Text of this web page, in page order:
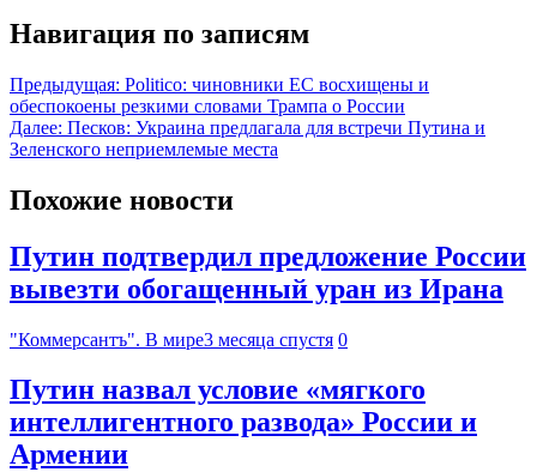
Навигация по записям
Предыдущая: Politico: чиновники ЕС восхищены и
обеспокоены резкими словами Трампа о России
Далее: Песков: Украина предлагала для встречи Путина и
Зеленского неприемлемые места
Похожие новости
Путин подтвердил предложение России
вывезти обогащенный уран из Ирана
"Коммерсантъ". В мире3 месяца спустя 0
Путин назвал условие «мягкого
интеллигентного развода» России и
Армении